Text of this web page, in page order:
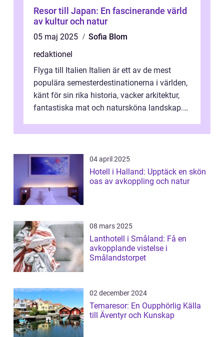
Resor till Japan: En fascinerande värld
av kultur och natur
05 maj 2025
Sofia Blom
redaktionel
Flyga till Italien Italien är ett av de mest
populära semesterdestinationerna i världen,
känt för sin rika historia, vacker arkitektur,
fantastiska mat och natursköna landskap.
04 april 2025
Hotell i Halland: Upptäck en skön
oas av avkoppling och natur
08 mars 2025
Lanthotell i Småland: Få en
avkopplande vistelse i
Smålandstorpet
02 december 2024
Temaresor: En Oupphörlig Källa
till Äventyr och Kunskap